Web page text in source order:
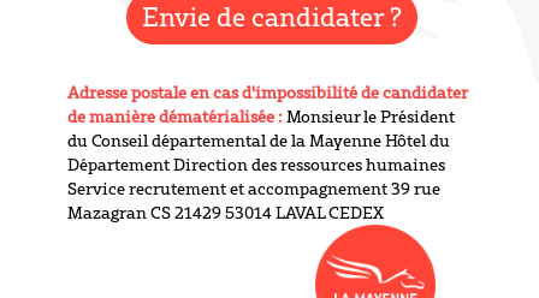
Envie de candidater ?
Adresse postale en cas d'impossibilité de candidater
de manière dématérialisée : Monsieur le Président
du Conseil départemental de la Mayenne Hôtel du
Département Direction des ressources humaines
Service recrutement et accompagnement 39 rue
Mazagran CS 21429 53014 LAVAL CEDEX